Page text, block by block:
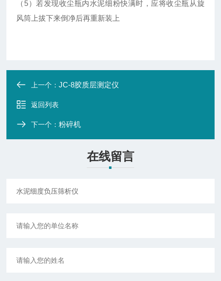
（5）若发现收尘瓶内水泥细粉快满时，应将收尘瓶从旋
风筒上拔下来倒净后再重新装上
上一个：JC-8胶质层测定仪
返回列表
下一个：粉碎机
在线留言